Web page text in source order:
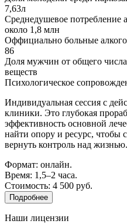
7,63л
Среднедушевое потребление
около 1,8 млн
Оффициально больные
86
Доля мужчин от общего
веществ
Психологическое
Индивидуальная сессия с
клиники. Это глубокая
эффективность основной
найти опору и ресурс, чтобы
вернуть контроль над жизнью.
Формат: онлайн.
Время: 1,5–2 часа.
Стоимость: 4 500 руб.
Подробнее
Наши лицензии